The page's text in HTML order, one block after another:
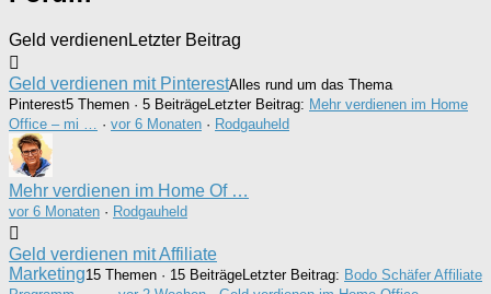
Geld verdienen Letzter Beitrag
Geld verdienen mit PinterestAlles rund um das Thema
Pinterest5 Themen · 5 BeiträgeLetzter Beitrag: Mehr verdienen im Home
Office – mi …
· vor 6 Monaten · Rodgauheld
Mehr verdienen im Home Of …
vor 6 Monaten · Rodgauheld
Geld verdienen mit Affiliate
Marketing15 Themen · 15 BeiträgeLetzter Beitrag: Bodo Schäfer Affiliate